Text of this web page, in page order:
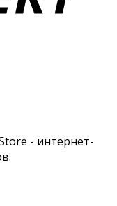
- интернет-